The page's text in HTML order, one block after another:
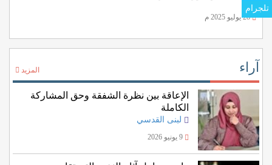
28 يوليو 2025 م
آراء المزيد
الإعاقة بين نظرة الشفقة وحق المشاركة
الكاملة
لبنى القدسي
9 يونيو 2026
تلجرام